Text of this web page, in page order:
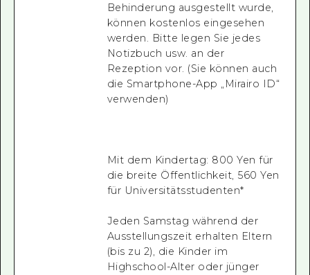
Behinderung ausgestellt wurde,
können kostenlos eingesehen
werden. Bitte legen Sie jedes
Notizbuch usw. an der
Rezeption vor. (Sie können auch
die Smartphone-App „Mirairo ID“
verwenden)
Mit dem Kindertag: 800 Yen für
die breite Öffentlichkeit, 560 Yen
für Universitätsstudenten*
Jeden Samstag während der
Ausstellungszeit erhalten Eltern
(bis zu 2), die Kinder im
Highschool-Alter oder jünger